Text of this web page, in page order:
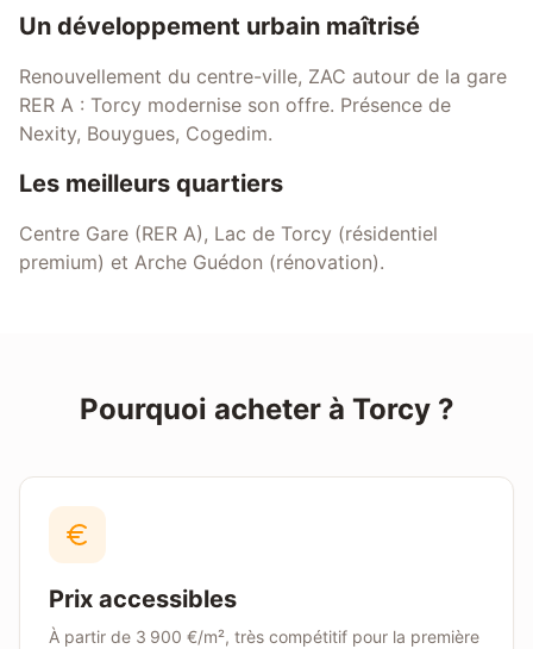
Un développement urbain maîtrisé
Renouvellement du centre-ville, ZAC autour de la gare
RER A : Torcy modernise son offre. Présence de
Nexity, Bouygues, Cogedim.
Les meilleurs quartiers
Centre Gare (RER A), Lac de Torcy (résidentiel
premium) et Arche Guédon (rénovation).
Pourquoi acheter à Torcy?
Prix accessibles
À partir de 3 900 €/m², très compétitif pour la première